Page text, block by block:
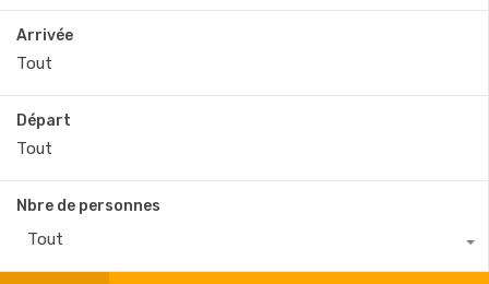
Arrivée
Départ
Nbre de personnes
Tout